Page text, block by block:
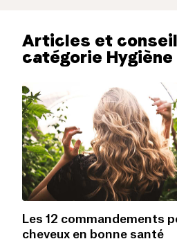
Articles et
catégorie Hygiène
Les 12 commandements
cheveux en bonne santé